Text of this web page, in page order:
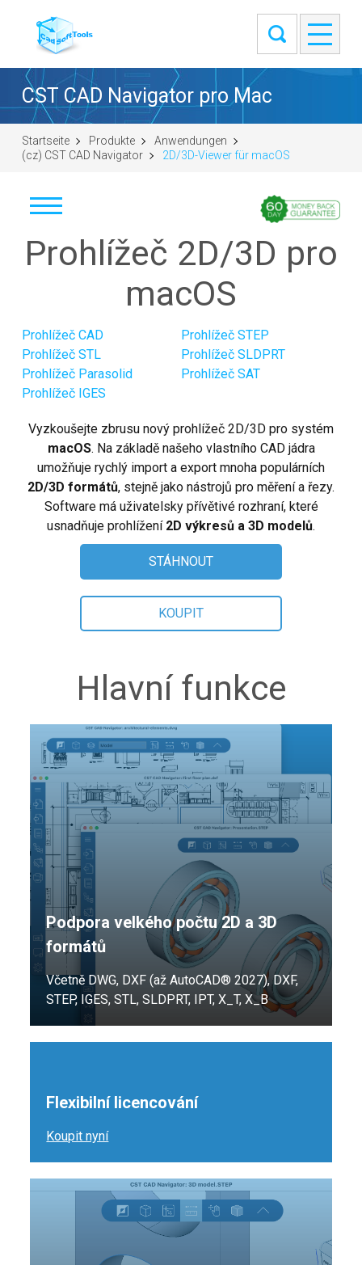
CST CAD Navigator pro Mac
Startseite Produkte
Anwendungen
(cz) CST CAD Navigator
2D/3D-Viewer für macOS
Stáhnout
macOS (universal DMG)
Linux (.deb 64-bit)
Linux (.rpm 64-bit)
Položit otázku
Recenze zákazníků
Nápověda
EULA
Prohlížeč 2D/3D pro
macOS
Prohlížeč CAD
Prohlížeč STEP
Prohlížeč STL
Prohlížeč SLDPRT
Prohlížeč Parasolid
Prohlížeč SAT
Prohlížeč IGES
Vyzkoušejte zbrusu nový prohlížeč 2D/3D pro systém
macOS. Na základě našeho vlastního CAD jádra
umožňuje rychlý import a export mnoha populárních
2D/3D formátů, stejně jako nástrojů pro měření a řezy.
Software má uživatelsky přívětivé rozhraní, které
usnadňuje prohlížení 2D výkresů a 3D modelů.
STÁHNOUT
KOUPIT
Hlavní funkce
Podpora velkého počtu 2D a 3D
formátů
Včetně DWG, DXF (až AutoCAD® 2027), DXF,
STEP, IGES, STL, SLDPRT, IPT, X_T, X_B
Flexibilní licencování
Koupit nyní